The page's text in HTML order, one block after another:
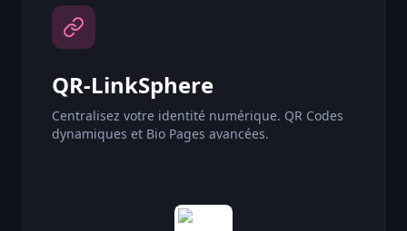
QR-LinkSphere
Centralisez votre identité numérique. QR Codes
dynamiques et Bio Pages avancées.